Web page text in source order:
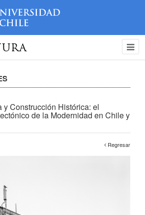
y Construcción Histórica: el
de la Modernidad en Chile y
Regresar